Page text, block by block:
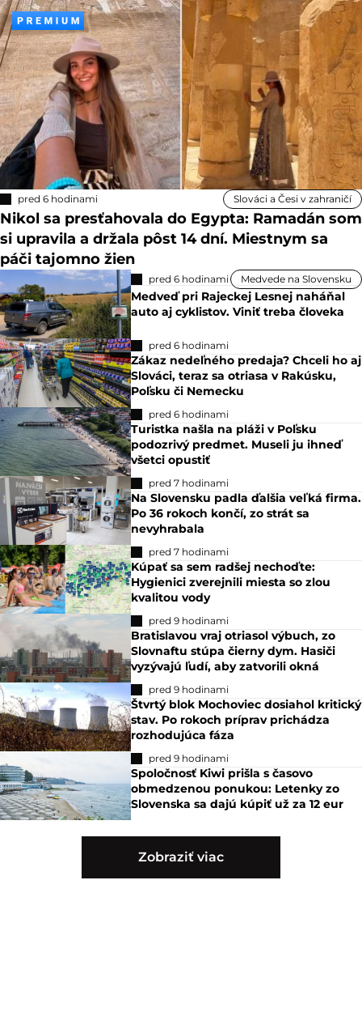
pred 6 hodinami Slováci a Česi v zahraničí
Nikol sa presťahovala do Egypta: Ramadán som
si upravila a držala pôst 14 dní. Miestnym sa
páči tajomno žien
pred 6 hodinami Medvede na Slovensku
Medveď pri Rajeckej Lesnej naháňal
auto aj cyklistov. Viniť treba človeka
pred 6 hodinami
Zákaz nedeľného predaja? Chceli ho aj
Slováci, teraz sa otriasa v Rakúsku,
Poľsku či Nemecku
pred 6 hodinami
Turistka našla na pláži v Poľsku
podozrivý predmet. Museli ju ihneď
všetci opustiť
pred 7 hodinami
Na Slovensku padla ďalšia veľká firma.
Po 36 rokoch končí, zo strát sa
nevyhrabala
pred 7 hodinami
Kúpať sa sem radšej nechoďte:
Hygienici zverejnili miesta so zlou
kvalitou vody
pred 9 hodinami
Bratislavou vraj otriasol výbuch, zo
Slovnaftu stúpa čierny dym. Hasiči
vyzývajú ľudí, aby zatvorili okná
pred 9 hodinami
Štvrtý blok Mochoviec dosiahol kritický
stav. Po rokoch príprav prichádza
rozhodujúca fáza
pred 9 hodinami
Spoločnosť Kiwi prišla s časovo
obmedzenou ponukou: Letenky zo
Slovenska sa dajú kúpiť už za 12 eur
Zobraziť viac